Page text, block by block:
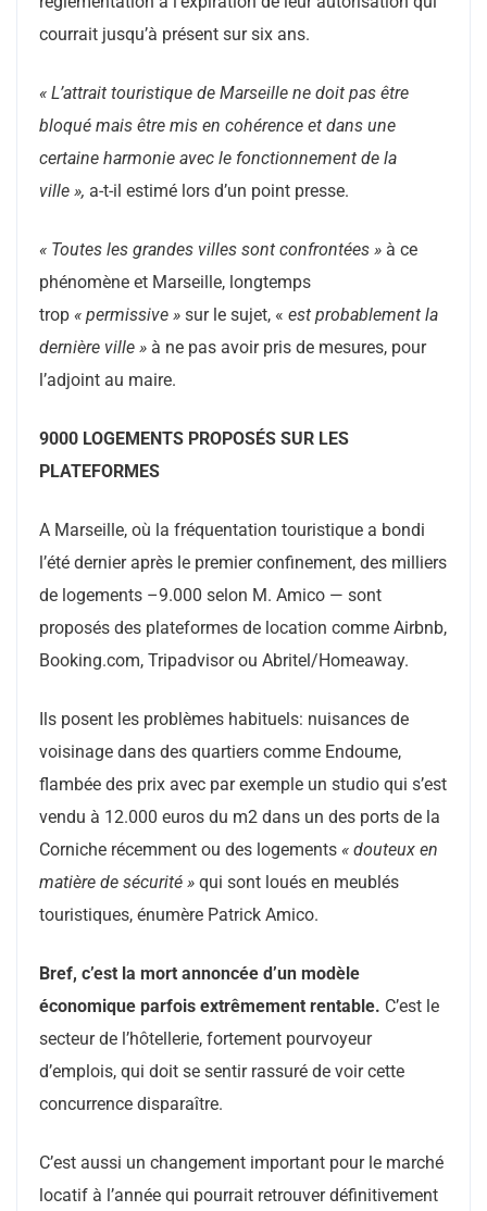
courrait jusqu’à présent sur six ans.
« L’attrait touristique de Marseille ne doit pas être
bloqué mais être mis en cohérence et dans une
certaine harmonie avec le fonctionnement de la
ville », a-t-il estimé lors d’un point presse.
« Toutes les grandes villes sont confrontées » à ce
phénomène et Marseille, longtemps
trop « permissive » sur le sujet, « est probablement la
dernière ville » à ne pas avoir pris de mesures, pour
l’adjoint au maire.
9000 LOGEMENTS PROPOSÉS SUR LES
PLATEFORMES
A Marseille, où la fréquentation touristique a bondi
l’été dernier après le premier confinement, des milliers
de logements –9.000 selon M. Amico — sont
proposés des plateformes de location comme Airbnb,
Booking.com, Tripadvisor ou Abritel/Homeaway.
Ils posent les problèmes habituels: nuisances de
voisinage dans des quartiers comme Endoume,
flambée des prix avec par exemple un studio qui s’est
vendu à 12.000 euros du m2 dans un des ports de la
Corniche récemment ou des logements « douteux en
matière de sécurité » qui sont loués en meublés
touristiques, énumère Patrick Amico.
Bref, c’est la mort annoncée d’un modèle
économique parfois extrêmement rentable. C’est le
secteur de l’hôtellerie, fortement pourvoyeur
d’emplois, qui doit se sentir rassuré de voir cette
concurrence disparaître.
C’est aussi un changement important pour le marché
locatif à l’année qui pourrait retrouver définitivement